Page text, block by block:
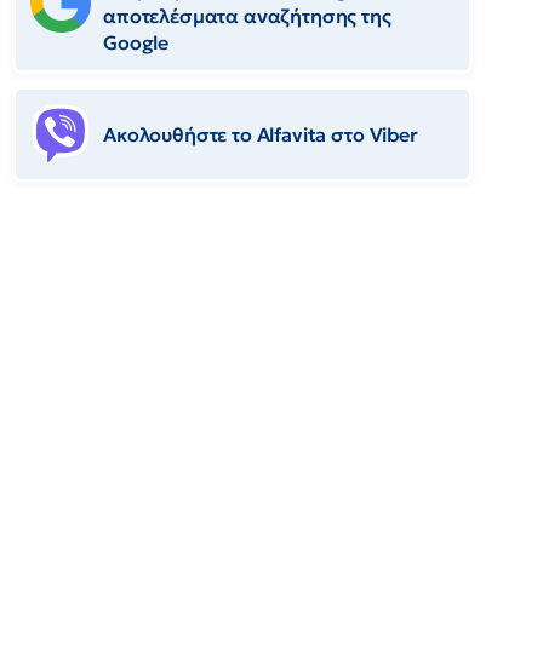
αποτελέσματα αναζήτησης της
Google
Ακολουθήστε το Αlfavita στο Viber